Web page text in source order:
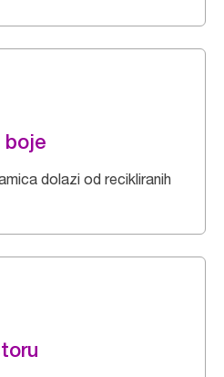
boje
dolazi od recikliranih